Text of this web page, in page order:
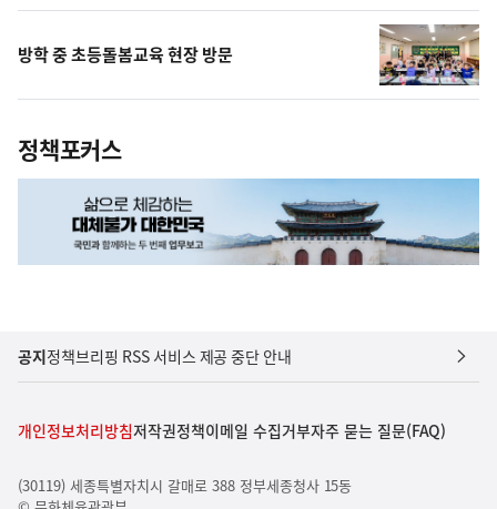
방학 중 초등돌봄교육 현장 방문
정책포커스
공지정책브리핑 RSS 서비스 제공 중단 안내
개인정보처리방침저작권정책이메일 수집거부자주 묻는 질문(FAQ)
(30119) 세종특별자치시 갈매로 388 정부세종청사 15동